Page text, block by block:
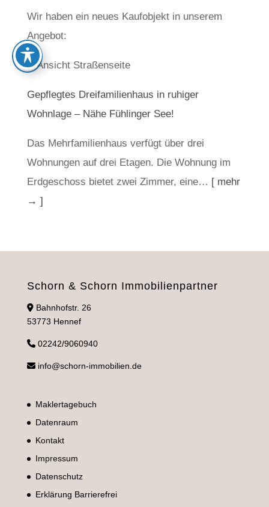
Wir haben ein neues Kaufobjekt in unserem
Angebot:
Gepflegtes Dreifamilienhaus in ruhiger
Wohnlage – Nähe Fühlinger See!
Das Mehrfamilienhaus verfügt über drei
Wohnungen auf drei Etagen. Die Wohnung im
Erdgeschoss bietet zwei Zimmer, eine… [ mehr
→ ]
Schorn & Schorn Immobilienpartner
Bahnhofstr. 26
53773 Hennef
02242/9060940
info@schorn-immobilien.de
Maklertagebuch
Datenraum
Kontakt
Impressum
Datenschutz
Erklärung Barrierefrei